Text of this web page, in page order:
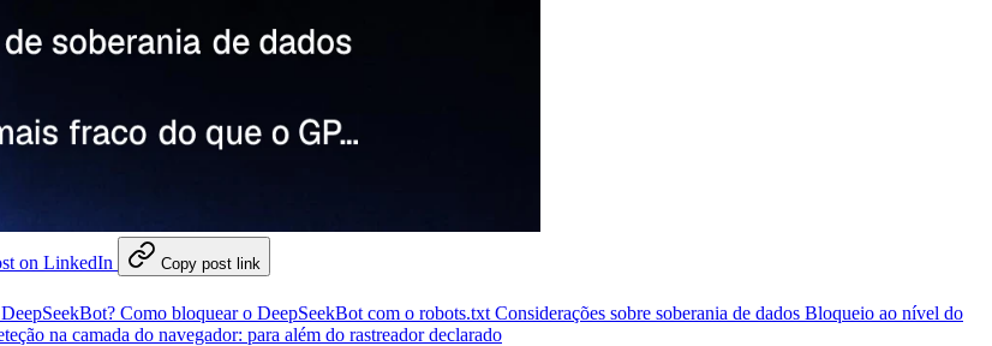
on LinkedIn Copy post link
Como bloquear o DeepSeekBot com o robots.txt Considerações sobre soberania de dados Bloqueio ao nível do
na camada do navegador: para além do rastreador declarado